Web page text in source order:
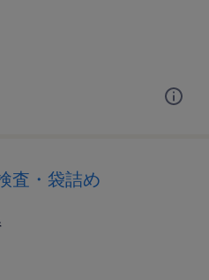
査・袋詰め